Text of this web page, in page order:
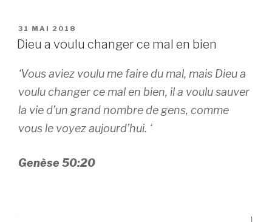
reconnaître »
PUBLIÉ
LE
31 MAI 2018
Dieu a voulu changer ce mal en bien
‘Vous aviez voulu me faire du mal, mais Dieu a
voulu changer ce mal en bien, il a voulu sauver
la vie d’un grand nombre de gens, comme
vous le voyez aujourd’hui. ‘
Genèse 50:20